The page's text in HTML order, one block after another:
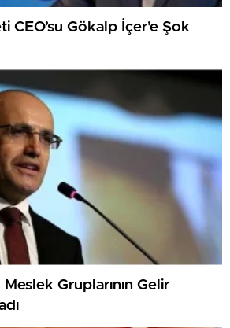
CEO’su Gökalp İçer’e Şok
Gruplarının Gelir